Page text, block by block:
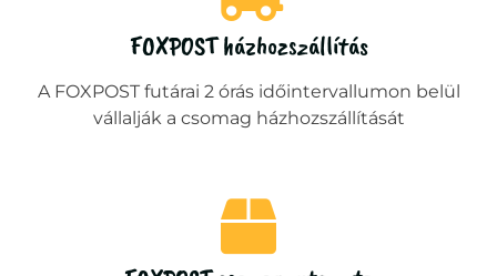
FOXPOST házhozszállítás
A FOXPOST futárai 2 órás időintervallumon belül
vállalják a csomag házhozszállítását